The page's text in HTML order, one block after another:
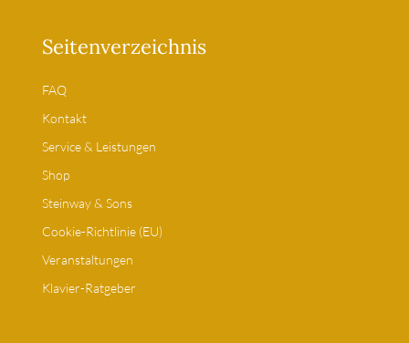
Seitenverzeichnis
FAQ
Kontakt
Service & Leistungen
Shop
Steinway & Sons
Cookie-Richtlinie (EU)
Veranstaltungen
Klavier-Ratgeber